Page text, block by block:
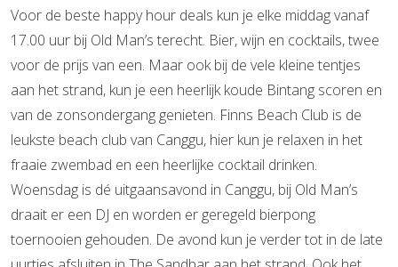
Voor de beste happy hour deals kun je elke middag vanaf
17.00 uur bij Old Man’s terecht. Bier, wijn en cocktails, twee
voor de prijs van een. Maar ook bij de vele kleine tentjes
aan het strand, kun je een heerlijk koude Bintang scoren en
van de zonsondergang genieten. Finns Beach Club is de
leukste beach club van Canggu, hier kun je relaxen in het
fraaie zwembad en een heerlijke cocktail drinken.
Woensdag is dé uitgaansavond in Canggu, bij Old Man’s
draait er een DJ en worden er geregeld bierpong
toernooien gehouden. De avond kun je verder tot in de late